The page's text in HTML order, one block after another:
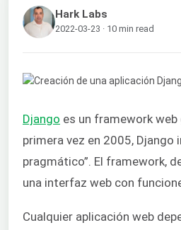
Hark Labs
2022-03-23 · 10 min read
Django es un framework
primera vez en 2005,
pragmático”. El framework,
una interfaz web con
Cualquier aplicación web